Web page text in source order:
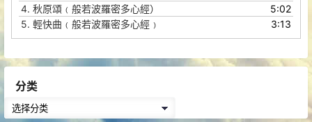
4. 秋原頌﹙般若波羅密多心經）
5:02
5. 輕快曲﹙般若波羅密多心經﹚ 3:13
分类
分
类